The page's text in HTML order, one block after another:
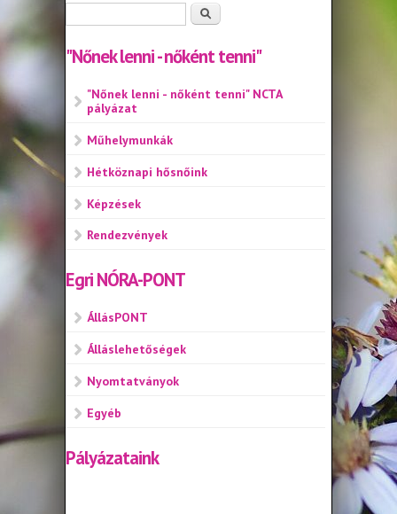
Keresés
"Nőnek lenni - nőként tenni"
"Nőnek lenni - nőként tenni" NCTA
pályázat
Műhelymunkák
Hétköznapi hősnőink
Képzések
Rendezvények
Egri NÓRA-PONT
ÁllásPONT
Álláslehetőségek
Nyomtatványok
Egyéb
Pályázataink